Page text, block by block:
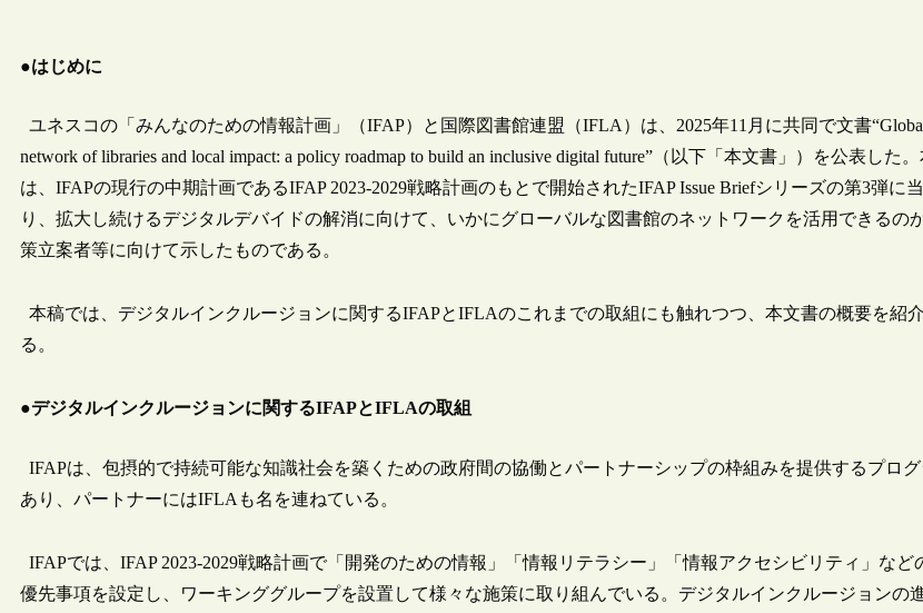
●はじめに
ユネスコの「みんなのための情報計画」（IFAP）と国際図書館連盟（IFLA）は、2025年11月に共同で文書
network of libraries and local impact: a policy roadmap to build an inclusive digital future”（以下「本文書」）を公表した
は、IFAPの現行の中期計画であるIFAP 2023-2029戦略計画のもとで開始されたIFAP Issue Briefシリーズの第3弾に
り、拡大し続けるデジタルデバイドの解消に向けて、いかにグローバルな図書館のネットワークを活用できるの
策立案者等に向けて示したものである。
本稿では、デジタルインクルージョンに関するIFAPとIFLAのこれまでの取組にも触れつつ、本文書の概要を紹
る。
●デジタルインクルージョンに関するIFAPとIFLAの取組
IFAPは、包摂的で持続可能な知識社会を築くための政府間の協働とパートナーシップの枠組みを提供するプロ
あり、パートナーにはIFLAも名を連ねている。
IFAPでは、IFAP 2023-2029戦略計画で「開発のための情報」「情報リテラシー」「情報アクセシビリティ」など
優先事項を設定し、ワーキンググループを設置して様々な施策に取り組んでいる。デジタルインクルージョンの